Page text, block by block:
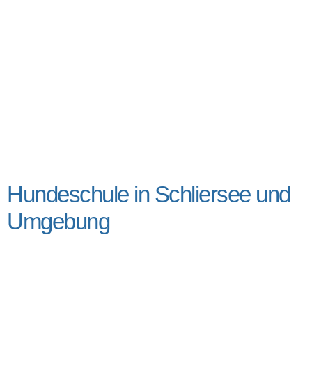
Hundeschule in Schliersee und
Umgebung